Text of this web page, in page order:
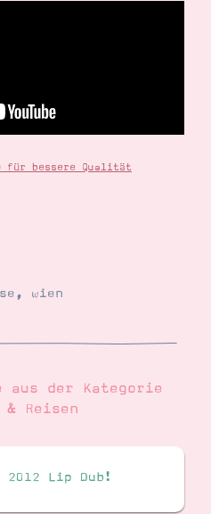
für bessere Qualität
, wien
aus der Kategorie
& Reisen
2012 Lip Dub!